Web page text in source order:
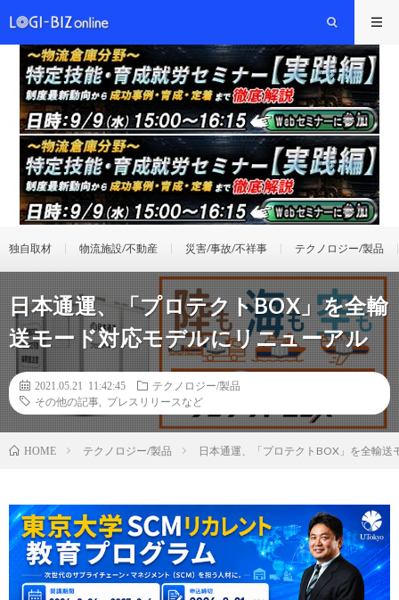
独自取材 物流施設/不動産 災害/事故/不祥事 テクノロジー/製品
日本通運、「プロテクトBOX」を全輸
送モード対応モデルにリニューアル
2021.05.21 11:42:45
テクノロジー/製品
その他の記事
プレスリリースなど
HOME テクノロジー/製品 日本通運、「プロテクトBOX」を全輸